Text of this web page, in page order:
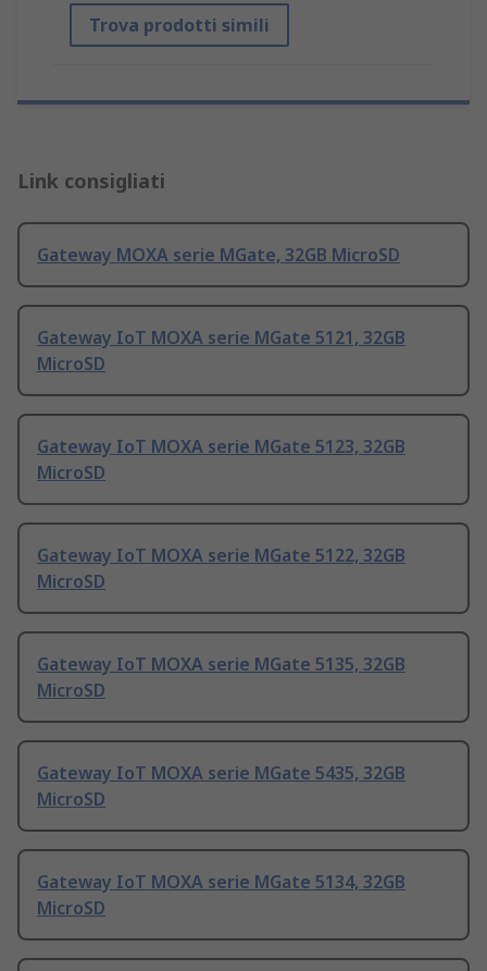
Trova prodotti simili
Link consigliati
Gateway MOXA serie MGate, 32GB MicroSD
Gateway IoT MOXA serie MGate 5121, 32GB
MicroSD
Gateway IoT MOXA serie MGate 5123, 32GB
MicroSD
Gateway IoT MOXA serie MGate 5122, 32GB
MicroSD
Gateway IoT MOXA serie MGate 5135, 32GB
MicroSD
Gateway IoT MOXA serie MGate 5435, 32GB
MicroSD
Gateway IoT MOXA serie MGate 5134, 32GB
MicroSD